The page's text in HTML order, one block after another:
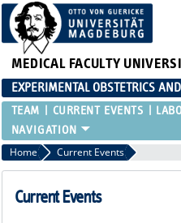
MEDICAL FACULTY
EXPERIMENTAL OBSTETRICS
TEAM CURRENT EVENTS
Home Current Events
Current Events